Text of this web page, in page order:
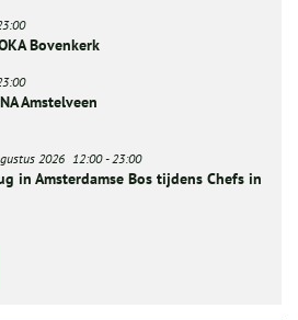
Bovenkerk
Amstelveen
2026 12:00-23:00
in Amsterdamse Bos tijdens Chefs in